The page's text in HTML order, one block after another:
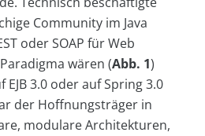
Community im Java
oder SOAP für Web
wären (Abb. 1)
3.0 oder auf Spring 3.0
der Hoffnungsträger in
modulare Architekturen,